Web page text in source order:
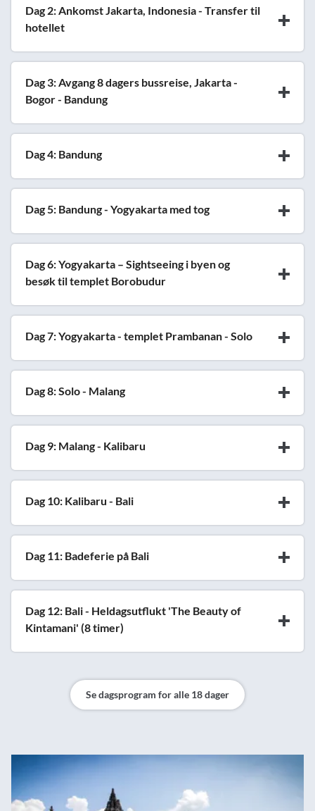
Dag 2: Ankomst Jakarta, Indonesia - Transfer til
hotellet
Dag 3: Avgang 8 dagers bussreise, Jakarta -
Bogor - Bandung
Dag 4: Bandung
Dag 5: Bandung - Yogyakarta med tog
Dag 6: Yogyakarta – Sightseeing i byen og
besøk til templet Borobudur
Dag 7: Yogyakarta - templet Prambanan - Solo
Dag 8: Solo - Malang
Dag 9: Malang - Kalibaru
Dag 10: Kalibaru - Bali
Dag 11: Badeferie på Bali
Dag 12: Bali - Heldagsutflukt 'The Beauty of
Kintamani' (8 timer)
Se dagsprogram for alle 18 dager